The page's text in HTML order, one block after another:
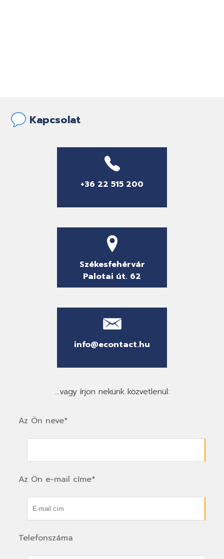
Kapcsolat
+36 22 515 200
Székesfehérvár
Palotai út. 62
info@econtact.hu
...vagy írjon nekünk közvetlenül:
Az Ön neve*
Az Ön e-mail címe*
Telefonszáma